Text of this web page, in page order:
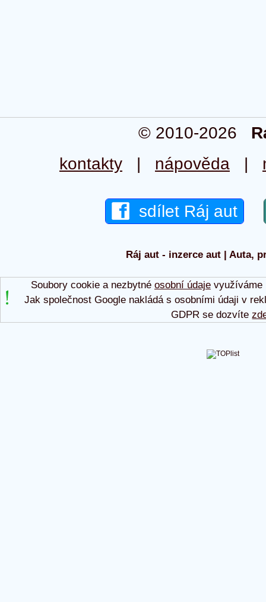
© 2010-2026
kontakty | nápověda |
sdílet Ráj aut
Ráj aut - inzerce aut | Auta,
Soubory cookie a nezbytné osobní údajevyužíváme
Jak společnost Google nakládá s osobními údaji v
GDPR se dozvíte